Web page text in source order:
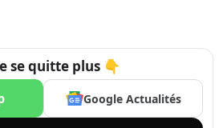
se quitte plus 👇
Google Actualités